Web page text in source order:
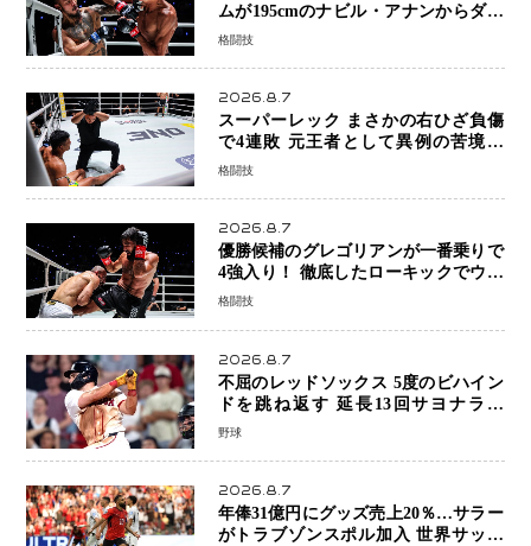
ムが195cmのナビル・アナンからダウ
ン奪取！猛反撃を耐え抜き判定勝利、
格闘技
2026.8.7
スーパーレック まさかの右ひざ負傷
で4連敗 元王者として異例の苦境…
「アクシデント」でも消えない危険信
格闘技
2026.8.7
優勝候補のグレゴリアンが一番乗りで
4強入り！ 徹底したローキックでウス
ビャンを攻略、判定勝利
格闘技
2026.8.7
不屈のレッドソックス 5度のビハイン
ドを跳ね返す 延長13回サヨナラ勝
ち 吉田正尚選手も2安打1打点で貢献 4
野球
2026.8.7
年俸31億円にグッズ売上20％…サラー
がトラブゾンスポル加入 世界サッカ